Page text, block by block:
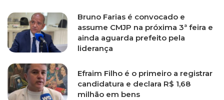
Bruno Farias é convocado e
assume CMJP na próxima 3ª feira e
ainda aguarda prefeito pela
liderança
Efraim Filho é o primeiro a registrar
candidatura e declara R$ 1,68
milhão em bens